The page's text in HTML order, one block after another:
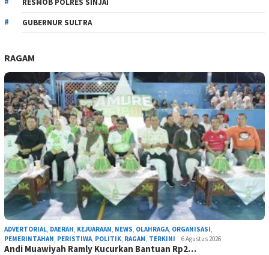
RESMOB POLRES SINJAI
GUBERNUR SULTRA
RAGAM
ADVERTORIAL, DAERAH, KEJUARAAN, NEWS, OLAHRAGA, ORGANISASI,
PEMERINTAHAN, PERISTIWA, POLITIK, RAGAM, TERKINI 6 Agustus 2026
Andi Muawiyah Ramly Kucurkan Bantuan Rp2…